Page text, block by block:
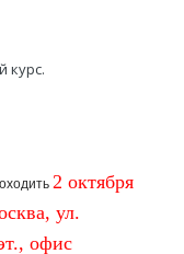
курс.
2 октября
ул.
офис